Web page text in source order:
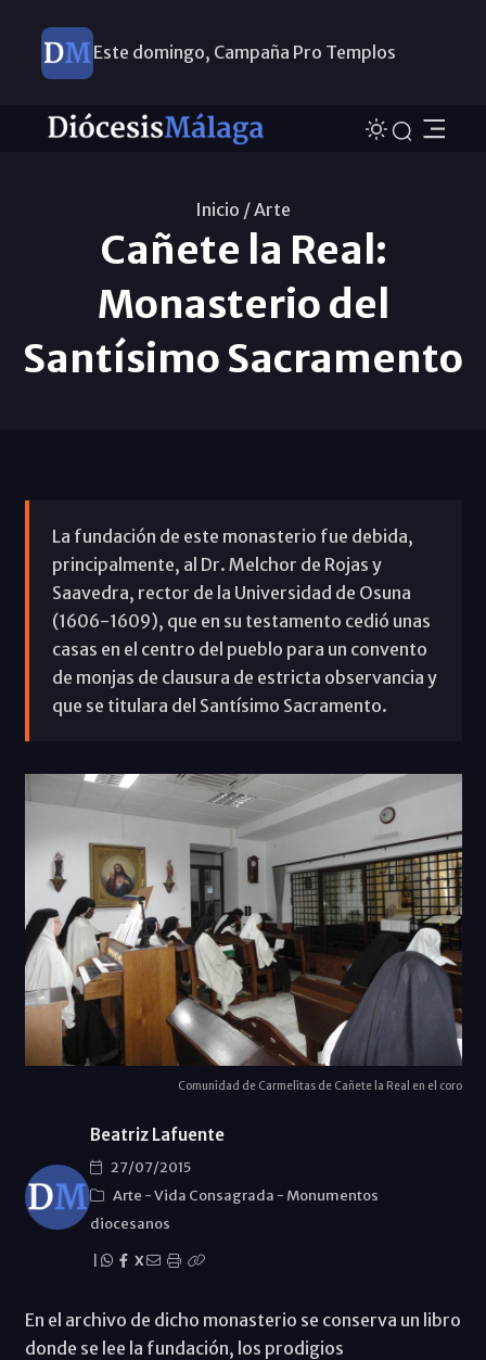
Este domingo, Campaña Pro Templos
Inicio /Arte
Cañete la Real:
Monasterio del
Santísimo Sacramento
La fundación de este monasterio fue debida,
principalmente, al Dr. Melchor de Rojas y
Saavedra, rector de la Universidad de Osuna
(1606-1609), que en su testamento cedió unas
casas en el centro del pueblo para un convento
de monjas de clausura de estricta observancia y
que se titulara del Santísimo Sacramento.
Comunidad de Carmelitas de Cañete la Real en el coro
Beatriz Lafuente
27/07/2015
Arte -Vida Consagrada - Monumentos
diocesanos
X
En el archivo de dicho monasterio se conserva un libro
donde se lee la fundación, los prodigios